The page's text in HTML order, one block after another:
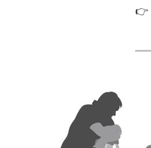
👉